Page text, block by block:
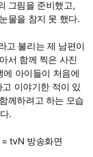
그림을 준비했고,
물을 참지 못 했다.
고 불리는 제 남편이
서 함께 찍은 사진
에 아이들이 처음에
이야기한 적이 있
께하려고 하는 모습
.
tvN 방송화면